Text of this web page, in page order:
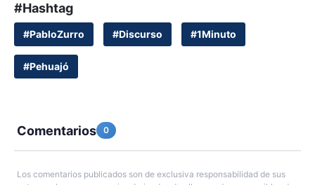
#Hashtag
#PabloZurro #Discurso #1Minuto
#Pehuajó
Comentarios 0
Los comentarios publicados son de exclusiva responsabilidad de sus